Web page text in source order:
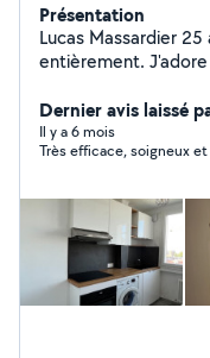
Présentation
Lucas Massardier
entièrement.
Dernier avis laissé
Il y a 6 mois
Très efficace, soigneux